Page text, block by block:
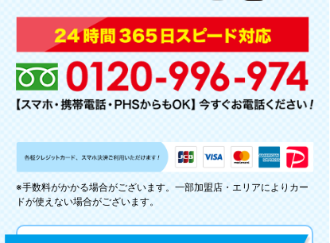
2020.05.27
小山 小山台 戸越
※手数料がかかる場合がございます。一部加盟店・エリアによりカー
ドが使えない場合がございます。